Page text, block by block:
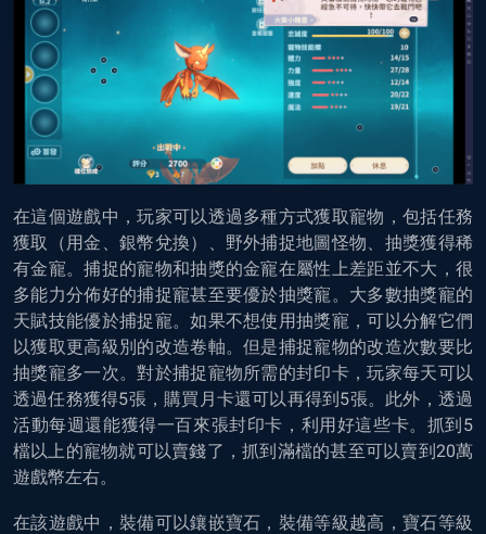
在這個遊戲中，玩家可以透過多種方式獲取寵物，包括任務
獲取（用金、銀幣兌換）、野外捕捉地圖怪物、抽獎獲得稀
有金寵。捕捉的寵物和抽獎的金寵在屬性上差距並不大，很
多能力分佈好的捕捉寵甚至要優於抽獎寵。大多數抽獎寵的
天賦技能優於捕捉寵。如果不想使用抽獎寵，可以分解它們
以獲取更高級別的改造卷軸。但是捕捉寵物的改造次數要比
抽獎寵多一次。對於捕捉寵物所需的封印卡，玩家每天可以
透過任務獲得5張，購買月卡還可以再得到5張。此外，透過
活動每週還能獲得一百來張封印卡，利用好這些卡。抓到5
檔以上的寵物就可以賣錢了，抓到滿檔的甚至可以賣到20萬
遊戲幣左右。
在該遊戲中，裝備可以鑲嵌寶石，裝備等級越高，寶石等級